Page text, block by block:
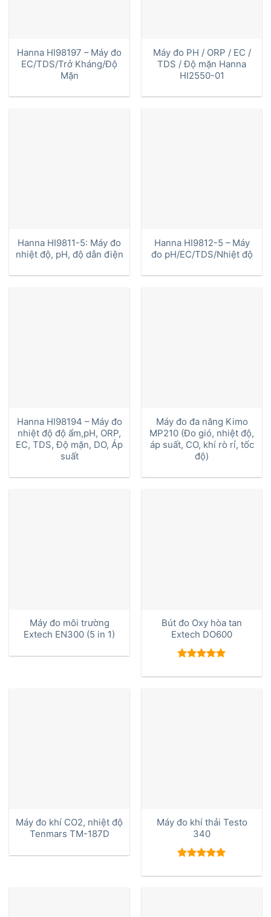
Hanna HI98197 – Máy đo
EC/TDS/Trở Kháng/Độ
Mặn
Máy đo PH / ORP / EC /
TDS / Độ mặn Hanna
HI2550-01
Hanna HI9811-5: Máy đo
nhiệt độ, pH, độ dẫn điện
Hanna HI9812-5 – Máy
đo pH/EC/TDS/Nhiệt độ
Hanna HI98194 – Máy đo
nhiệt độ độ ẩm,pH, ORP,
EC, TDS, Độ mặn, DO, Áp
suất
Máy đo đa năng Kimo
MP210 (Đo gió, nhiệt độ,
áp suất, CO, khí rò rỉ, tốc
độ)
Máy đo môi trường
Extech EN300 (5 in 1)
Bút đo Oxy hòa tan
Extech DO600
hạng5.00
Máy đo khí CO2, nhiệt độ
Tenmars TM-187D
Máy đo khí thải Testo
340
hạng5.00